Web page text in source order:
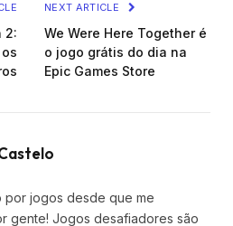
2:
NEXT ARTICLE
We Were Here Together é
o jogo grátis do dia na
Epic Games Store
por jogos desde que me
gente! Jogos desafiadores são